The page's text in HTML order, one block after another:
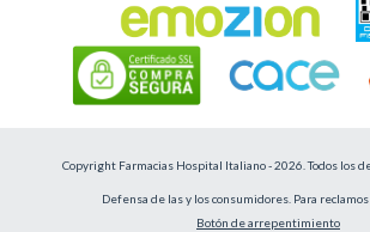
Copyright Farmacias Hospital Italiano - 2026. Todos los
Defensa de las y los consumidores. Para reclamos
Botón de arrepentimiento